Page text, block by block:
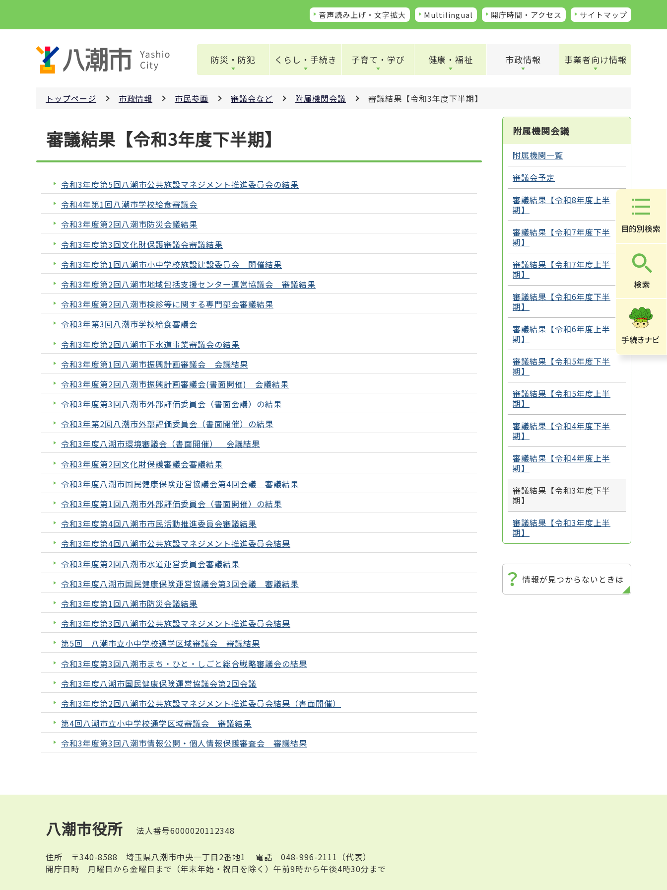
ペ
音声読み上げ・文字拡大 Multilingual 開庁時間・アクセス サイトマップ
防災・防犯 くらし・手続き 子育て・学び 健康・福祉 市政情報 事業者向け情報
トップページ 市政情報 市民参画 審議会など 附属機関会議 審議結果【令和3年度下半期】
審議結果【令和3年度下半期】
令和3年度第5回八潮市公共施設マネジメント推進委員会の結果
令和4年第1回八潮市学校給食審議会
令和3年度第2回八潮市防災会議結果
令和3年度第3回文化財保護審議会審議結果
令和3年度第1回八潮市小中学校施設建設委員会 開催結果
令和3年度第2回八潮市地域包括支援センター運営協議会 審議結果
令和3年度第2回八潮市検診等に関する専門部会審議結果
令和3年第3回八潮市学校給食審議会
令和3年度第2回八潮市下水道事業審議会の結果
令和3年度第1回八潮市振興計画審議会 会議結果
令和3年度第2回八潮市振興計画審議会(書面開催) 会議結果
令和3年度第3回八潮市外部評価委員会（書面会議）の結果
令和3年第2回八潮市外部評価委員会（書面開催）の結果
令和3年度八潮市環境審議会（書面開催） 会議結果
令和3年度第2回文化財保護審議会審議結果
令和3年度八潮市国民健康保険運営協議会第4回会議 審議結果
令和3年度第1回八潮市外部評価委員会（書面開催）の結果
令和3年度第4回八潮市市民活動推進委員会審議結果
令和3年度第4回八潮市公共施設マネジメント推進委員会結果
令和3年度第2回八潮市水道運営委員会審議結果
令和3年度八潮市国民健康保険運営協議会第3回会議 審議結果
令和3年度第1回八潮市防災会議結果
令和3年度第3回八潮市公共施設マネジメント推進委員会結果
第5回 八潮市立小中学校通学区域審議会 審議結果
令和3年度第3回八潮市まち・ひと・しごと総合戦略審議会の結果
令和3年度八潮市国民健康保険運営協議会第2回会議
令和3年度第2回八潮市公共施設マネジメント推進委員会結果（書面開催）
第4回八潮市立小中学校通学区域審議会 審議結果
令和3年度第3回八潮市情報公開・個人情報保護審査会 審議結果
附属機関会議
附属機関一覧
審議会予定
審議結果【令和8年度上半
期】
審議結果【令和7年度下半
期】
審議結果【令和7年度上半
期】
審議結果【令和6年度下半
期】
審議結果【令和6年度上半
期】
審議結果【令和5年度下半
期】
審議結果【令和5年度上半
期】
審議結果【令和4年度下半
期】
審議結果【令和4年度上半
期】
審議結果【令和3年度下半
期】
審議結果【令和3年度上半
期】
情報が見つからないときは
八潮市役所 法人番号6000020112348
住所 〒340-8588 埼玉県八潮市中央一丁目2番地1 電話 048-996-2111（代表）
開庁日時 月曜日から金曜日まで（年末年始・祝日を除く）午前9時から午後4時30分まで